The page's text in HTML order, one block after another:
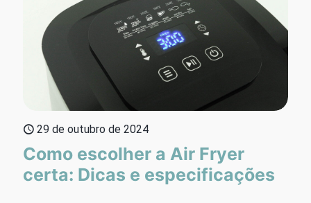
29 de outubro de 2024
Como escolher a Air Fryer
certa: Dicas e especificações